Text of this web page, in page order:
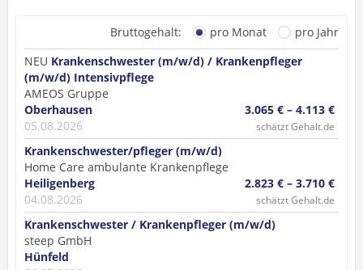
Bruttogehalt: pro Monat
pro Jahr
NEU Krankenschwester (m/w/d) / Krankenpfleger
(m/w/d) Intensivpflege
AMEOS Gruppe
Oberhausen
05.08.2026
3.065 € – 4.113 €
schätzt Gehalt.de
Krankenschwester/pfleger (m/w/d)
Home Care ambulante Krankenpflege
Heiligenberg
04.08.2026
2.823 € – 3.710 €
schätzt Gehalt.de
Krankenschwester / Krankenpfleger (m/w/d)
steep GmbH
Hünfeld